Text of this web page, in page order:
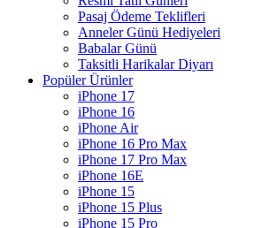
Pasaj Ödeme Teklifleri
Anneler Günü Hediyeleri
Babalar Günü
Taksitli Harikalar Diyarı
Popüler Ürünler
iPhone 17
iPhone 16
iPhone Air
iPhone 16 Pro Max
iPhone 17 Pro Max
iPhone 16E
iPhone 15
iPhone 15 Plus
iPhone 15 Pro